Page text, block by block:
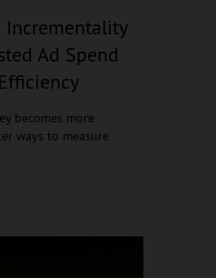
Incrementality
Ad Spend
becomes more
ways to measure